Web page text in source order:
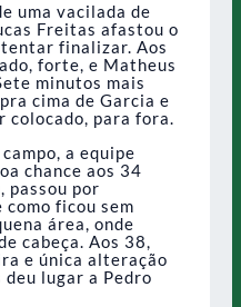
uma vacilada de
Freitas afastou o
finalizar. Aos
forte, e Matheus
minutos mais
cima de Garcia e
colocado, para fora.
a equipe
chance aos 34
passou por
ficou sem
área, onde
cabeça. Aos 38,
e única alteração
lugar a Pedro